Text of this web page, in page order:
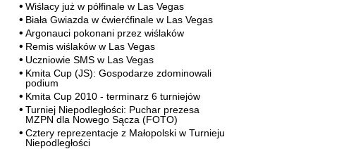
Wiślacy już w półfinale w Las Vegas
Biała Gwiazda w ćwierćfinale w Las Vegas
Argonauci pokonani przez wiślaków
Remis wiślaków w Las Vegas
Uczniowie SMS w Las Vegas
Kmita Cup (JS): Gospodarze zdominowali
podium
Kmita Cup 2010 - terminarz 6 turniejów
Turniej Niepodległości: Puchar prezesa
MZPN dla Nowego Sącza (FOTO)
Cztery reprezentacje z Małopolski w Turnieju
Niepodległości